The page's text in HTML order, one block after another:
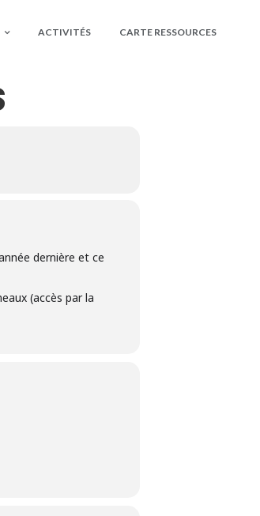
ACTIVITÉS CARTE RESSOURCES
dernière et ce
(accès par la